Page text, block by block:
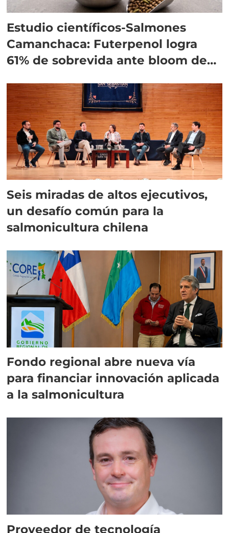
Estudio científicos-Salmones
Camanchaca: Futerpenol logra
61% de sobrevida ante bloom de
Seis miradas de altos ejecutivos,
un desafío común para la
salmonicultura chilena
Fondo regional abre nueva vía
para financiar innovación aplicada
a la salmonicultura
Proveedor de tecnología